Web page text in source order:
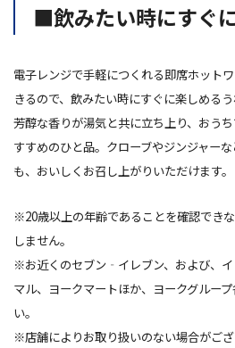
■飲みたい時にすぐ
電子レンジで手軽につくれる即席ホット
きるので、飲みたい時にすぐに楽しめる
芳醇な香りが湯気と共に立ち上り、おう
すすめのひと品。クローブやジンジャー
も、おいしくお召し上がりいただけます。
※20歳以上の年齢であることを確認でき
しません。
※お近くのセブン‐イレブン、および、
マル、ヨークマートほか、ヨークグルー
い。
※店舗によりお取り扱いのない場合がござ